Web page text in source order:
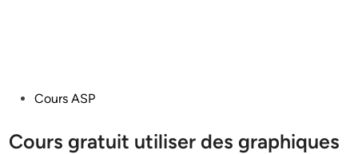
PostedCours ASP
Cours gratuit utiliser des graphiques